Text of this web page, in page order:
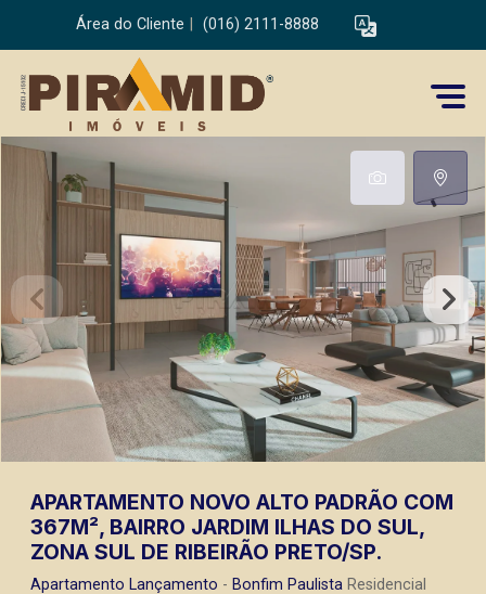
Área do Cliente (016) 2111-8888
APARTAMENTO NOVO ALTO PADRÃO COM
367M², BAIRRO JARDIM ILHAS DO SUL,
ZONA SUL DE RIBEIRÃO PRETO/SP.
Apartamento Lançamento - Bonfim Paulista Residencial